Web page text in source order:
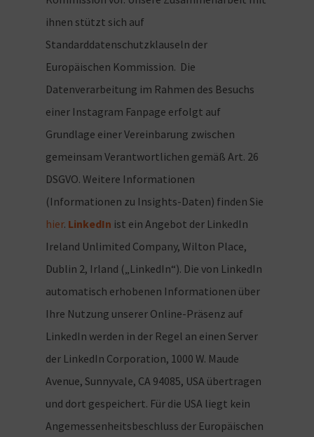
ihnen stützt sich auf
Standarddatenschutzklauseln der
Europäischen Kommission. Die
Datenverarbeitung im Rahmen des Besuchs
einer Instagram Fanpage erfolgt auf
Grundlage einer Vereinbarung zwischen
gemeinsam Verantwortlichen gemäß Art. 26
DSGVO. Weitere Informationen
(Informationen zu Insights-Daten) finden Sie
hier. LinkedIn ist ein Angebot der LinkedIn
Ireland Unlimited Company, Wilton Place,
Dublin 2, Irland („LinkedIn“). Die von LinkedIn
automatisch erhobenen Informationen über
Ihre Nutzung unserer Online-Präsenz auf
LinkedIn werden in der Regel an einen Server
der LinkedIn Corporation, 1000 W. Maude
Avenue, Sunnyvale, CA 94085, USA übertragen
und dort gespeichert. Für die USA liegt kein
Angemessenheitsbeschluss der Europäischen